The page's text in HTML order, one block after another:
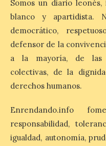
Zamora, Palencia y
provincias con menos
1% de los alojamientos
esas […]
El eclipse
de reservas
según SiteMinder
7 Ago 2026
Somos un diario
blanco y apartidista.
democrático,
defensor de la
a la mayoría, de las
colectivas, de la
derechos humanos.
Enrendando.info
responsabilidad,
igualdad, autonomía,